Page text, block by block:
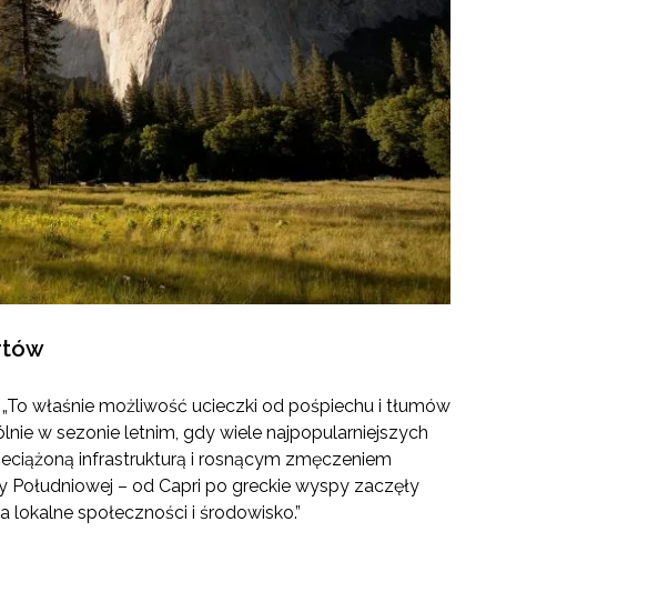
właśnie możliwość ucieczki od pośpiechu i tłumów
w sezonie letnim, gdy wiele najpopularniejszych
infrastrukturą i rosnącym zmęczeniem
– od Capri po greckie wyspy zaczęły
społeczności i środowisko.”